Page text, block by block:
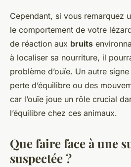
Cependant, si vous remarquez
le comportement de votre
de réaction aux bruits
à localiser sa nourriture, il
problème d’ouïe. Un autre
perte d’équilibre ou des
car l’ouïe joue un rôle crucial
l’équilibre chez ces animaux.
Que faire face à une
suspectée ?